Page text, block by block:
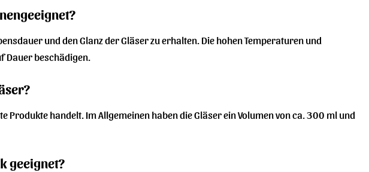
und den Glanz der Gläser zu erhalten. Die hohen Temperaturen und
Dauer beschädigen.
handelt. Im Allgemeinen haben die Gläser ein Volumen von ca. 300 ml und
geeignet?